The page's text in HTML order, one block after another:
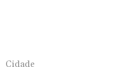
Cidade